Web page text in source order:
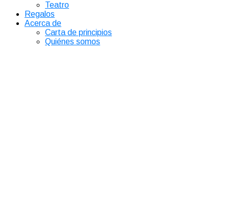
Teatro
Regalos
Acerca de
Carta de principios
Quiénes somos